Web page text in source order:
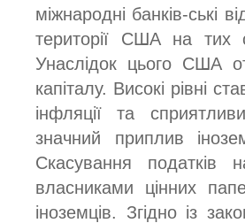
міжнародні банків-ські
території США на тих
Унаслідок цього США
капіталу. Високі рівні
інфляції та
значний приплив
Скасування податків
власниками цінних
іноземців. Згідно із